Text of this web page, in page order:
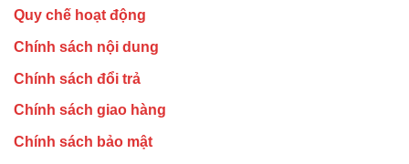
Quy chế hoạt động
Chính sách nội dung
Chính sách đổi trả
Chính sách giao hàng
Chính sách bảo mật